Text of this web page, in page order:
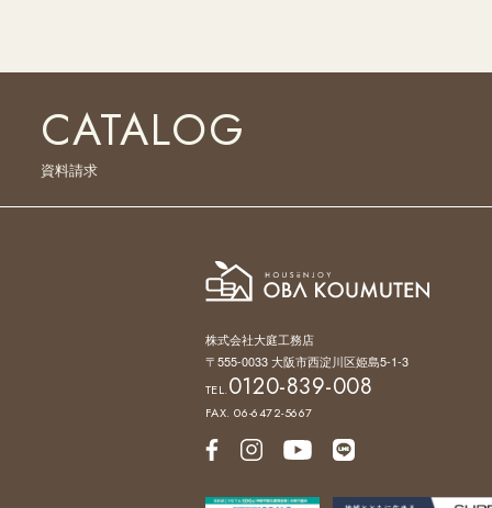
CATALOG
資料請求
株式会社大庭工務店
〒555-0033 大阪市西淀川区姫島5-1-3
TEL.0120-839-008
FAX. 06-6472-5667